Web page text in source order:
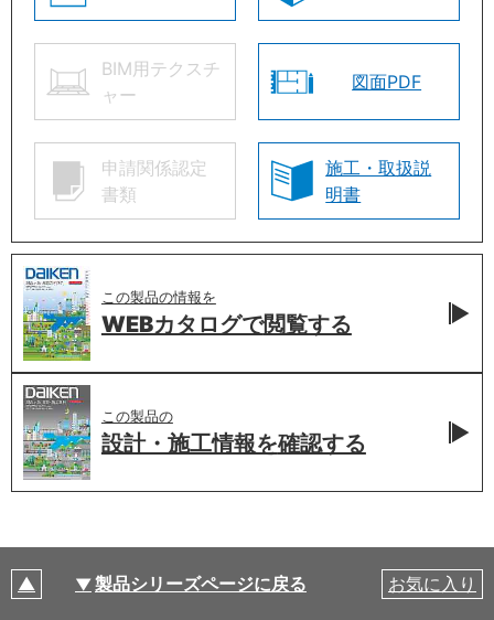
BIM用テクスチ
ャー
図面PDF
申請関係認定
書類
施工・取扱説
明書
この製品の情報を
WEBカタログで閲覧する
この製品の
設計・施工情報を確認する
製品シリーズページに戻る お気に入り